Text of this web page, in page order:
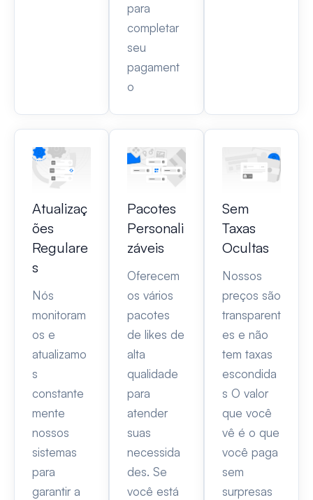
para
completar
seu
pagament
o
Atualizaç
ões
Regulare
s
Nós
monitoram
os e
atualizamo
s
constante
mente
nossos
sistemas
para
garantir a
Pacotes
Personali
záveis
Oferecem
os vários
pacotes
de likes de
alta
qualidade
para
atender
suas
necessida
des. Se
você está
Sem
Taxas
Ocultas
Nossos
preços são
transparent
es e não
tem taxas
escondida
s O valor
que você
vê é o que
você paga
sem
surpresas